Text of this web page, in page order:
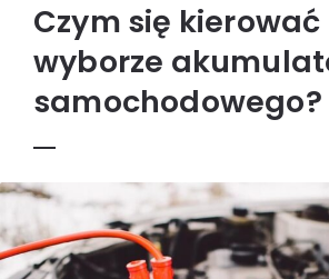
Czym się kierować
wyborze
samochodowego?